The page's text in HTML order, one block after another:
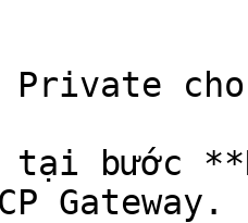
cho
tại bước
Gateway.